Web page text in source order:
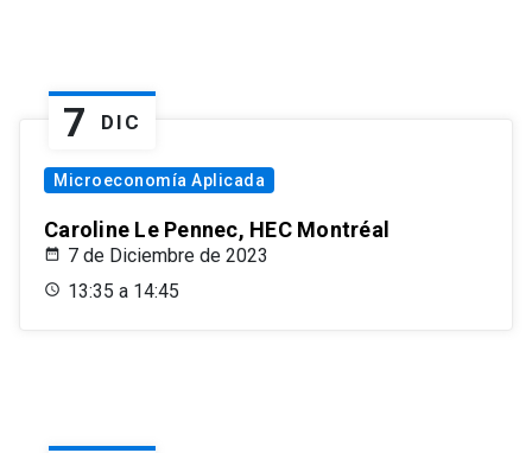
7 DIC
Microeconomía Aplicada
Caroline Le Pennec, HEC Montréal
7 de Diciembre de 2023
13:35 a 14:45